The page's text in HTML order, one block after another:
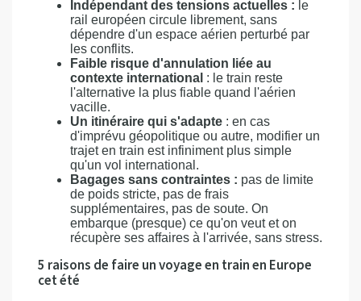
Indépendant des tensions actuelles : le
rail européen circule librement, sans
dépendre d'un espace aérien perturbé par
les conflits.
Faible risque d'annulation liée au
contexte international : le train reste
l'alternative la plus fiable quand l'aérien
vacille.
Un itinéraire qui s'adapte : en cas
d'imprévu géopolitique ou autre, modifier un
trajet en train est infiniment plus simple
qu'un vol international.
Bagages sans contraintes : pas de limite
de poids stricte, pas de frais
supplémentaires, pas de soute. On
embarque (presque) ce qu'on veut et on
récupère ses affaires à l'arrivée, sans stress.
5 raisons de faire un voyage en train en Europe
cet été